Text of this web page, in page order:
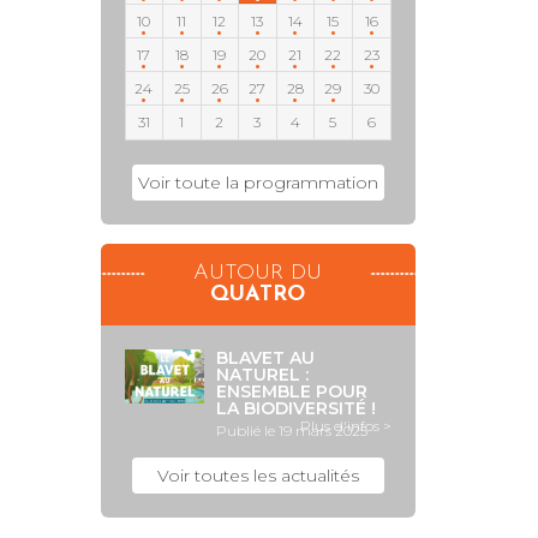
10
11 12 13 14 15
16
17
18 19 20 21 22
23
24
25 26 27 28 29
30
31
1 2 3 4 5 6
Voir toute la programmation
AUTOUR DU
QUATRO
BLAVET AU
NATUREL :
ENSEMBLE POUR
LA BIODIVERSITÉ !
Publié le 19 mars 2025
Plus d'infos >
Voir toutes les actualités